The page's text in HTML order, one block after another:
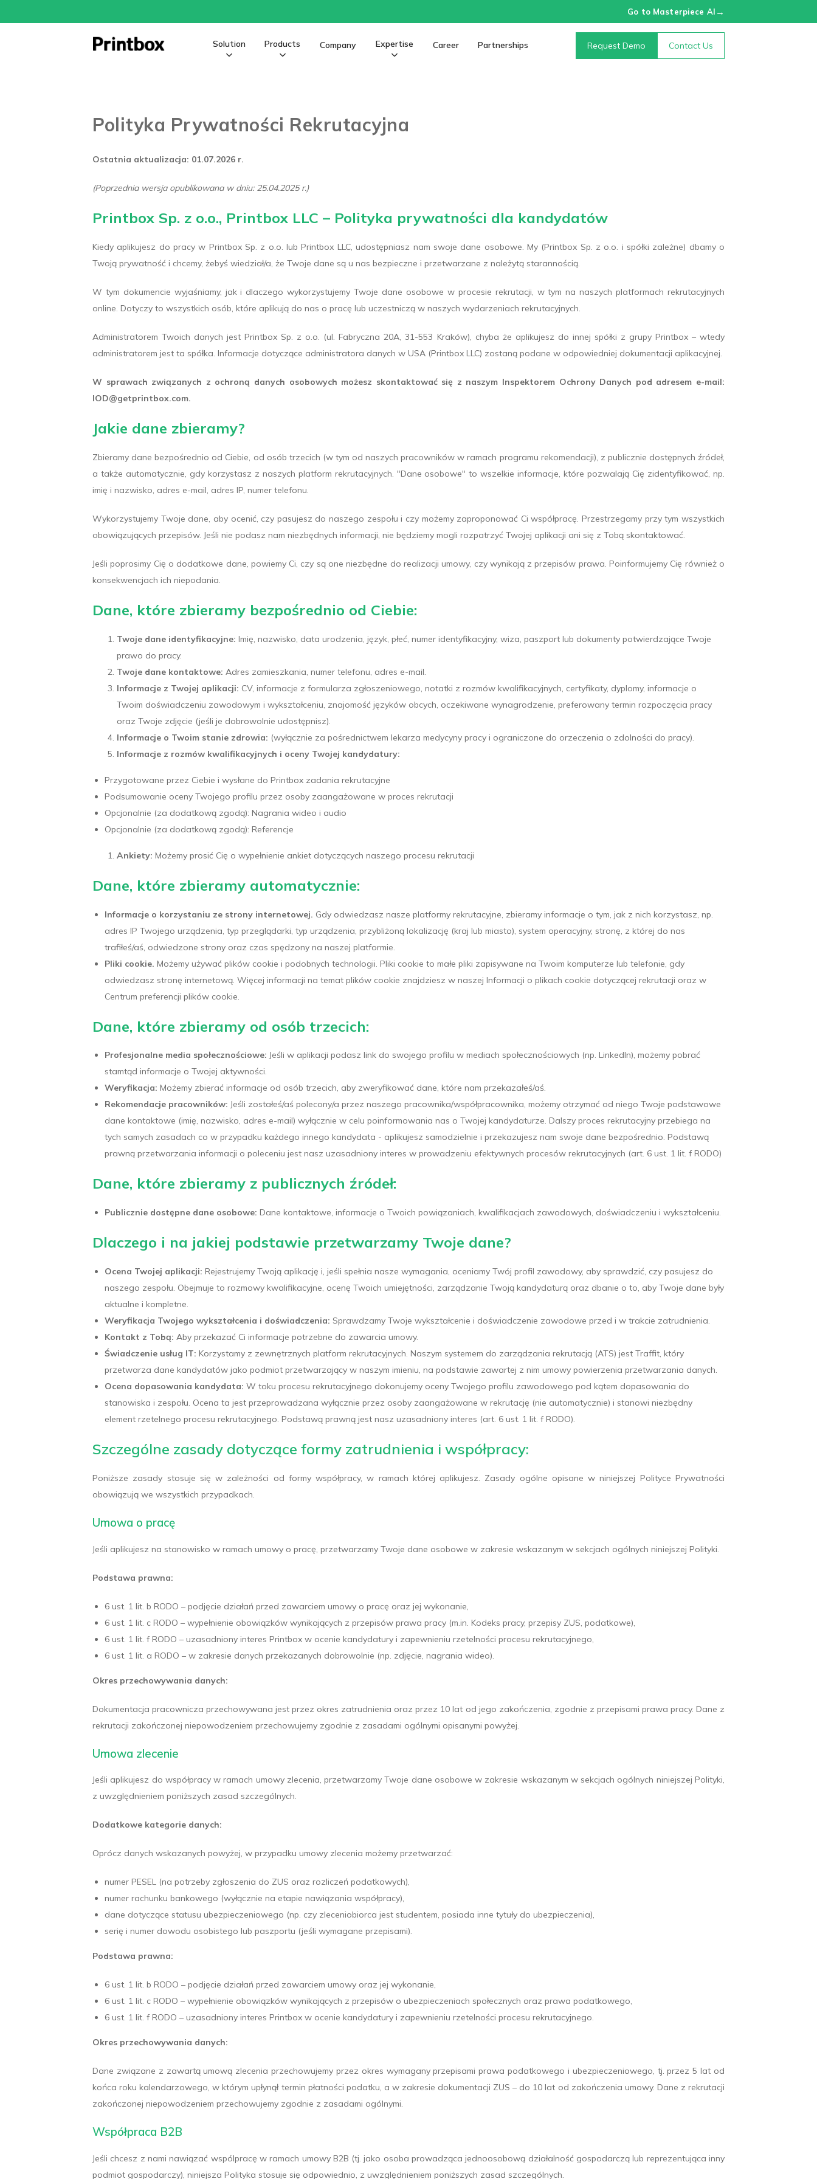
Go to Masterpiece AI →
Solution Products Company Expertise Career Partnerships Request Demo Contact Us
Polityka Prywatności Rekrutacyjna
Ostatnia aktualizacja: 01.07.2026 r.
(Poprzednia wersja opublikowana w dniu: 25.04.2025 r.)
Printbox Sp. z o.o., Printbox LLC – Polityka prywatności dla kandydatów
Kiedy aplikujesz do pracy w Printbox Sp. z o.o. lub Printbox LLC, udostępniasz nam swoje dane osobowe. My (Printbox Sp. z o.o. i spółki zależne) dbamy o
Twoją prywatność i chcemy, żebyś wiedział/a, że Twoje dane są u nas bezpieczne i przetwarzane z należytą starannością.
W tym dokumencie wyjaśniamy, jak i dlaczego wykorzystujemy Twoje dane osobowe w procesie rekrutacji, w tym na naszych platformach rekrutacyjnych
online. Dotyczy to wszystkich osób, które aplikują do nas o pracę lub uczestniczą w naszych wydarzeniach rekrutacyjnych.
Administratorem Twoich danych jest Printbox Sp. z o.o. (ul. Fabryczna 20A, 31-553 Kraków), chyba że aplikujesz do innej spółki z grupy Printbox – wtedy
administratorem jest ta spółka. Informacje dotyczące administratora danych w USA (Printbox LLC) zostaną podane w odpowiedniej dokumentacji aplikacyjnej.
W sprawach związanych z ochroną danych osobowych możesz skontaktować się z naszym Inspektorem Ochrony Danych pod adresem e-mail:
IOD@getprintbox.com.
Jakie dane zbieramy?
Zbieramy dane bezpośrednio od Ciebie, od osób trzecich (w tym od naszych pracowników w ramach programu rekomendacji), z publicznie dostępnych źródeł,
a także automatycznie, gdy korzystasz z naszych platform rekrutacyjnych. "Dane osobowe" to wszelkie informacje, które pozwalają Cię zidentyfikować, np.
imię i nazwisko, adres e-mail, adres IP, numer telefonu.
Wykorzystujemy Twoje dane, aby ocenić, czy pasujesz do naszego zespołu i czy możemy zaproponować Ci współpracę. Przestrzegamy przy tym wszystkich
obowiązujących przepisów. Jeśli nie podasz nam niezbędnych informacji, nie będziemy mogli rozpatrzyć Twojej aplikacji ani się z Tobą skontaktować.
Jeśli poprosimy Cię o dodatkowe dane, powiemy Ci, czy są one niezbędne do realizacji umowy, czy wynikają z przepisów prawa. Poinformujemy Cię również o
konsekwencjach ich niepodania.
Dane, które zbieramy bezpośrednio od Ciebie:
Twoje dane identyfikacyjne: Imię, nazwisko, data urodzenia, język, płeć, numer identyfikacyjny, wiza, paszport lub dokumenty potwierdzające Twoje
prawo do pracy.
Twoje dane kontaktowe: Adres zamieszkania, numer telefonu, adres e-mail.
Informacje z Twojej aplikacji: CV, informacje z formularza zgłoszeniowego, notatki z rozmów kwalifikacyjnych, certyfikaty, dyplomy, informacje o
Twoim doświadczeniu zawodowym i wykształceniu, znajomość języków obcych, oczekiwane wynagrodzenie, preferowany termin rozpoczęcia pracy
oraz Twoje zdjęcie (jeśli je dobrowolnie udostępnisz).
Informacje o Twoim stanie zdrowia: (wyłącznie za pośrednictwem lekarza medycyny pracy i ograniczone do orzeczenia o zdolności do pracy).
Informacje z rozmów kwalifikacyjnych i oceny Twojej kandydatury:
Przygotowane przez Ciebie i wysłane do Printbox zadania rekrutacyjne
Podsumowanie oceny Twojego profilu przez osoby zaangażowane w proces rekrutacji
Opcjonalnie (za dodatkową zgodą): Nagrania wideo i audio
Opcjonalnie (za dodatkową zgodą): Referencje
Ankiety: Możemy prosić Cię o wypełnienie ankiet dotyczących naszego procesu rekrutacji
Dane, które zbieramy automatycznie:
Informacje o korzystaniu ze strony internetowej. Gdy odwiedzasz nasze platformy rekrutacyjne, zbieramy informacje o tym, jak z nich korzystasz, np.
adres IP Twojego urządzenia, typ przeglądarki, typ urządzenia, przybliżoną lokalizację (kraj lub miasto), system operacyjny, stronę, z której do nas
trafiłeś/aś, odwiedzone strony oraz czas spędzony na naszej platformie.
Pliki cookie. Możemy używać plików cookie i podobnych technologii. Pliki cookie to małe pliki zapisywane na Twoim komputerze lub telefonie, gdy
odwiedzasz stronę internetową. Więcej informacji na temat plików cookie znajdziesz w naszej Informacji o plikach cookie dotyczącej rekrutacji oraz w
Centrum preferencji plików cookie.
Dane, które zbieramy od osób trzecich:
Profesjonalne media społecznościowe: Jeśli w aplikacji podasz link do swojego profilu w mediach społecznościowych (np. LinkedIn), możemy pobrać
stamtąd informacje o Twojej aktywności.
Weryfikacja: Możemy zbierać informacje od osób trzecich, aby zweryfikować dane, które nam przekazałeś/aś.
Rekomendacje pracowników: Jeśli zostałeś/aś polecony/a przez naszego pracownika/współpracownika, możemy otrzymać od niego Twoje podstawowe
dane kontaktowe (imię, nazwisko, adres e-mail) wyłącznie w celu poinformowania nas o Twojej kandydaturze. Dalszy proces rekrutacyjny przebiega na
tych samych zasadach co w przypadku każdego innego kandydata - aplikujesz samodzielnie i przekazujesz nam swoje dane bezpośrednio. Podstawą
prawną przetwarzania informacji o poleceniu jest nasz uzasadniony interes w prowadzeniu efektywnych procesów rekrutacyjnych (art. 6 ust. 1 lit. f RODO)
Dane, które zbieramy z publicznych źródeł:
Publicznie dostępne dane osobowe: Dane kontaktowe, informacje o Twoich powiązaniach, kwalifikacjach zawodowych, doświadczeniu i wykształceniu.
Dlaczego i na jakiej podstawie przetwarzamy Twoje dane?
Ocena Twojej aplikacji: Rejestrujemy Twoją aplikację i, jeśli spełnia nasze wymagania, oceniamy Twój profil zawodowy, aby sprawdzić, czy pasujesz do
naszego zespołu. Obejmuje to rozmowy kwalifikacyjne, ocenę Twoich umiejętności, zarządzanie Twoją kandydaturą oraz dbanie o to, aby Twoje dane były
aktualne i kompletne.
Weryfikacja Twojego wykształcenia i doświadczenia: Sprawdzamy Twoje wykształcenie i doświadczenie zawodowe przed i w trakcie zatrudnienia.
Kontakt z Tobą: Aby przekazać Ci informacje potrzebne do zawarcia umowy.
Świadczenie usług IT: Korzystamy z zewnętrznych platform rekrutacyjnych. Naszym systemem do zarządzania rekrutacją (ATS) jest Traffit, który
przetwarza dane kandydatów jako podmiot przetwarzający w naszym imieniu, na podstawie zawartej z nim umowy powierzenia przetwarzania danych.
Ocena dopasowania kandydata: W toku procesu rekrutacyjnego dokonujemy oceny Twojego profilu zawodowego pod kątem dopasowania do
stanowiska i zespołu. Ocena ta jest przeprowadzana wyłącznie przez osoby zaangażowane w rekrutację (nie automatycznie) i stanowi niezbędny
element rzetelnego procesu rekrutacyjnego. Podstawą prawną jest nasz uzasadniony interes (art. 6 ust. 1 lit. f RODO).
Szczególne zasady dotyczące formy zatrudnienia i współpracy:
Poniższe zasady stosuje się w zależności od formy współpracy, w ramach której aplikujesz. Zasady ogólne opisane w niniejszej Polityce Prywatności
obowiązują we wszystkich przypadkach.
Umowa o pracę
Jeśli aplikujesz na stanowisko w ramach umowy o pracę, przetwarzamy Twoje dane osobowe w zakresie wskazanym w sekcjach ogólnych niniejszej Polityki.
Podstawa prawna:
6 ust. 1 lit. b RODO – podjęcie działań przed zawarciem umowy o pracę oraz jej wykonanie,
6 ust. 1 lit. c RODO – wypełnienie obowiązków wynikających z przepisów prawa pracy (m.in. Kodeks pracy, przepisy ZUS, podatkowe),
6 ust. 1 lit. f RODO – uzasadniony interes Printbox w ocenie kandydatury i zapewnieniu rzetelności procesu rekrutacyjnego,
6 ust. 1 lit. a RODO – w zakresie danych przekazanych dobrowolnie (np. zdjęcie, nagrania wideo).
Okres przechowywania danych:
Dokumentacja pracownicza przechowywana jest przez okres zatrudnienia oraz przez 10 lat od jego zakończenia, zgodnie z przepisami prawa pracy. Dane z
rekrutacji zakończonej niepowodzeniem przechowujemy zgodnie z zasadami ogólnymi opisanymi powyżej.
Umowa zlecenie
Jeśli aplikujesz do współpracy w ramach umowy zlecenia, przetwarzamy Twoje dane osobowe w zakresie wskazanym w sekcjach ogólnych niniejszej Polityki,
z uwzględnieniem poniższych zasad szczególnych.
Dodatkowe kategorie danych:
Oprócz danych wskazanych powyżej, w przypadku umowy zlecenia możemy przetwarzać:
numer PESEL (na potrzeby zgłoszenia do ZUS oraz rozliczeń podatkowych),
numer rachunku bankowego (wyłącznie na etapie nawiązania współpracy),
dane dotyczące statusu ubezpieczeniowego (np. czy zleceniobiorca jest studentem, posiada inne tytuły do ubezpieczenia),
serię i numer dowodu osobistego lub paszportu (jeśli wymagane przepisami).
Podstawa prawna:
6 ust. 1 lit. b RODO – podjęcie działań przed zawarciem umowy oraz jej wykonanie,
6 ust. 1 lit. c RODO – wypełnienie obowiązków wynikających z przepisów o ubezpieczeniach społecznych oraz prawa podatkowego,
6 ust. 1 lit. f RODO – uzasadniony interes Printbox w ocenie kandydatury i zapewnieniu rzetelności procesu rekrutacyjnego.
Okres przechowywania danych:
Dane związane z zawartą umową zlecenia przechowujemy przez okres wymagany przepisami prawa podatkowego i ubezpieczeniowego, tj. przez 5 lat od
końca roku kalendarzowego, w którym upłynął termin płatności podatku, a w zakresie dokumentacji ZUS – do 10 lat od zakończenia umowy. Dane z rekrutacji
zakończonej niepowodzeniem przechowujemy zgodnie z zasadami ogólnymi.
Współpraca B2B
Jeśli chcesz z nami nawiązać wspólpracę w ramach umowy B2B (tj. jako osoba prowadząca jednoosobową działalność gospodarczą lub reprezentująca inny
podmiot gospodarczy), niniejsza Polityka stosuje się odpowiednio, z uwzględnieniem poniższych zasad szczególnych.